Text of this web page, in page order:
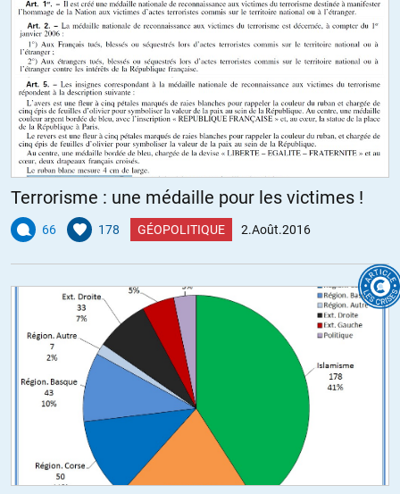
Terrorisme : une médaille pour les victimes !
66 178 GÉOPOLITIQUE 2.Août.2016